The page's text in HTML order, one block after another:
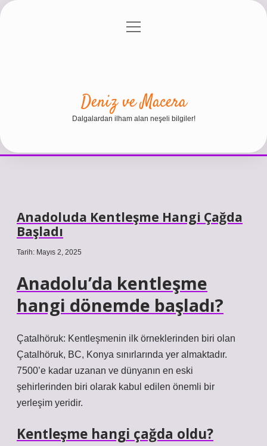
Gizlilik Politikası
menüyü
Deniz ve Macera
Dalgalardan ilham alan neşeli bilgiler!
Anadoluda Kentleşme Hangi Çağda
Başladı
Tarih: Mayıs 2, 2025
Anadolu’da kentleşme
hangi dönemde başladı?
Çatalhöruk: Kentleşmenin ilk örneklerinden biri olan
Çatalhöruk, BC, Konya sınırlarında yer almaktadır.
7500’e kadar uzanan ve dünyanın en eski
şehirlerinden biri olarak kabul edilen önemli bir
yerleşim yeridir.
Kentleşme hangi çağda oldu?